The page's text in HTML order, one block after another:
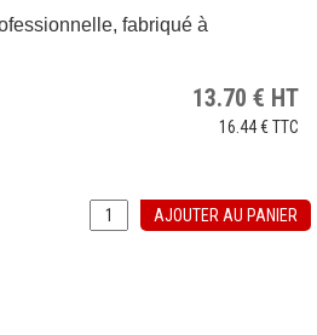
fabriqué à
13.70 € HT
16.44 €TTC
AJOUTER AU PANIER